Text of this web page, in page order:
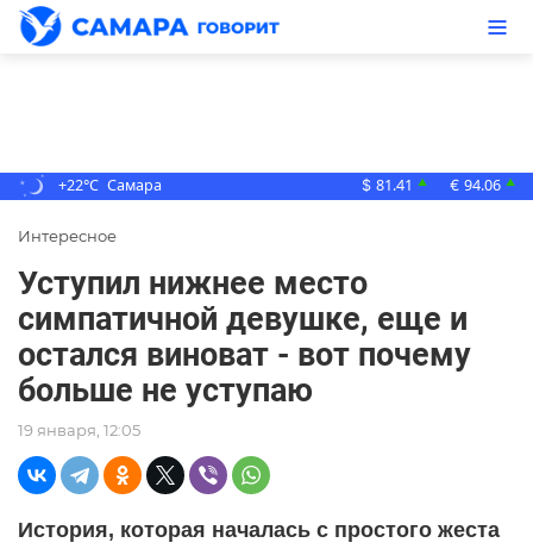
+22°C Самара $ 81.41 ▲ € 94.06 ▲
Интересное
Уступил нижнее место
симпатичной девушке, еще и
остался виноват - вот почему
больше не уступаю
19 января, 12:05
История, которая началась с простого жеста